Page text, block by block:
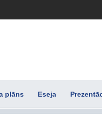
plāns Eseja